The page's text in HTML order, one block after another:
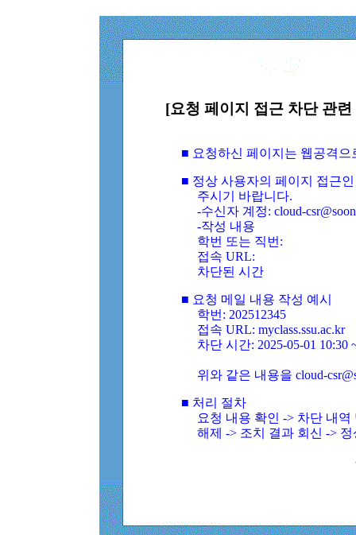
[요청 페이지 접근 차단 관
■ 요청하신 페이지는 웹공격
■ 정상 사용자의 페이지 접근
주시기 바랍니다.
-수신자 계정: cloud-
-작성 내용
학번 또는 직번:
접속 URL:
차단된 시간
■ 요청 메일 내용 작성 예시
학번: 202512345
접속 URL: myclass.ssu.ac.kr
차단 시간: 2025-05-01 10:30
위와 같은 내용을 cloud-
■ 처리 절차
요청 내용 확인 -> 차단 내
해제 -> 조치 결과 회신 ->